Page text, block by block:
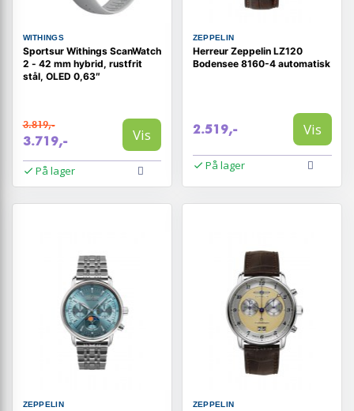
WITHINGS
Sportsur Withings ScanWatch
2 - 42 mm hybrid, rustfrit
stål, OLED 0,63″
3.819,-
3.719,- Vis
På lager
ZEPPELIN
Herreur Zeppelin LZ120
Bodensee 8160-4 automatisk
2.519,- Vis
På lager
ZEPPELIN ZEPPELIN